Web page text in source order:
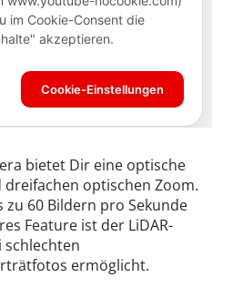
bietet Dir eine optische
optischen Zoom.
zu 60 Bildern pro Sekunde
Feature ist der LiDAR-
schlechten
ermöglicht.